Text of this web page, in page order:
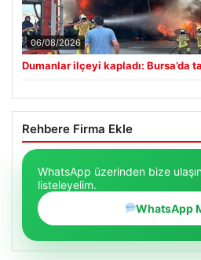
06/08/2026
Dumanlar ilçeyi kapladı: Bursa’da
Rehbere Firma Ekle
WhatsApp üzerinden bize
listeleyelim.
WhatsApp